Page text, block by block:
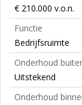
€ 210.000 v.o.n.
Functie
Bedrijfsruimte
Onderhoud
Uitstekend
Onderhoud